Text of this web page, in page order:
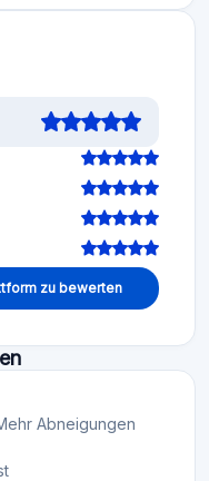
zu bewerten
Abneigungen